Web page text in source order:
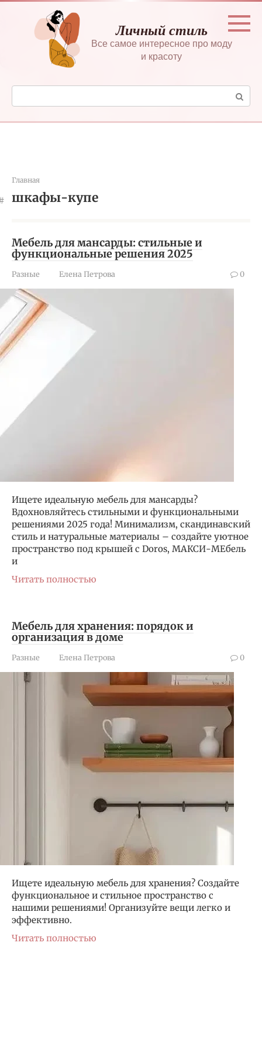
Перейти
контенту
Личный стиль
Все самое интересное про моду
и красоту
Поиск:
Главная
шкафы-купе
Мебель для мансарды: стильные и
функциональные решения 2025
Разные Елена Петрова 0
Ищете идеальную мебель для мансарды?
Вдохновляйтесь стильными и функциональными
решениями 2025 года! Минимализм, скандинавский
стиль и натуральные материалы – создайте уютное
пространство под крышей с Doros, МАКСИ-МЕбель
и
Читать полностью
Мебель для хранения: порядок и
организация в доме
Разные Елена Петрова 0
Ищете идеальную мебель для хранения? Создайте
функциональное и стильное пространство с
нашими решениями! Организуйте вещи легко и
эффективно.
Читать полностью